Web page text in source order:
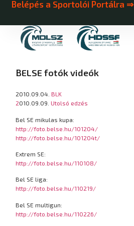
Belépés a Sportolói Portálra ⇒
BELSE fotók videók
2010.09.04.BLK
2010.09.09.Utolsó edzés
Bel SE mikulas kupa:
http://foto.belse.hu/101204/
http://foto.belse.hu/101204t/
Extrem SE:
http://foto.belse.hu/110108/
Bel SE liga:
http://foto.belse.hu/110219/
Bel SE multigun:
http://foto.belse.hu/110226/